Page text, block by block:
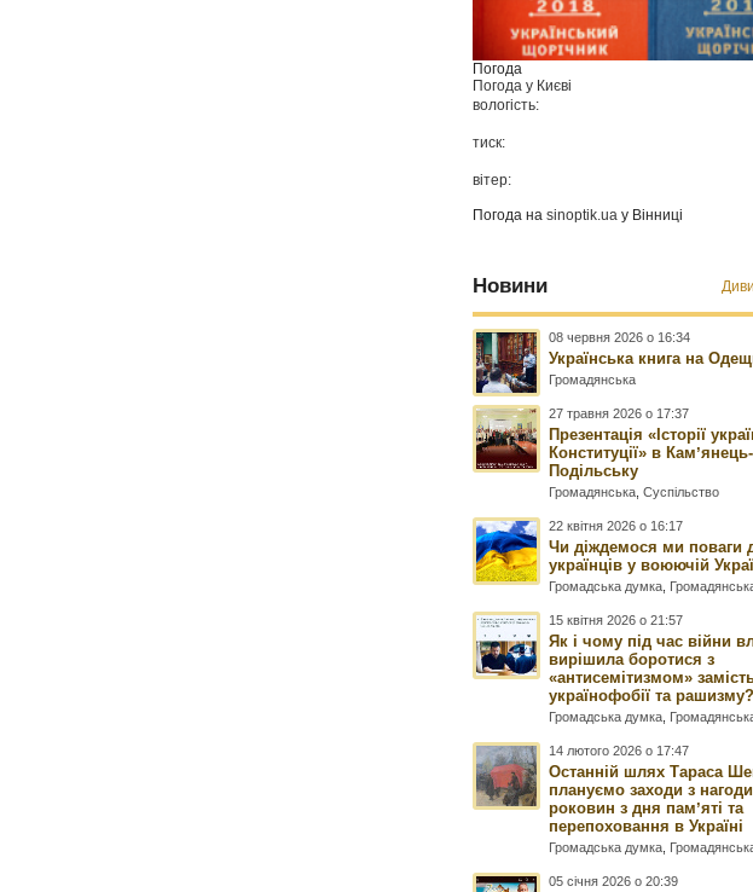
Погода
Погода у Києві
вологість:
тиск:
вітер:
Погода наsinoptik.ua у Вінниці
Новини
08 червня 2026 о 16:34
Українська книга на
Громадянська
27 травня 2026 о 17:37
Презентація «Історії
Конституції» в Камʼянець-
Подільську
Громадянська ,Суспільство
22 квітня 2026 о 16:17
Чи діждемося ми поваги
українців у воюючій
Громадська думка
15 квітня 2026 о 21:57
Як і чому під час війни
вирішила боротися з
«антисемітизмом»
українофобії та
Громадська думка
14 лютого 2026 о 17:47
Останній шлях Тараса
плануємо заходи з
роковин з дня памʼяті та
перепоховання в Україні
Громадська думка
05 січня 2026 о 20:39